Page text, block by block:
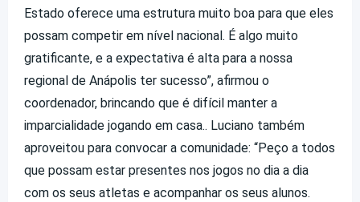
Estado oferece uma estrutura muito boa para que eles
possam competir em nível nacional. É algo muito
gratificante, e a expectativa é alta para a nossa
regional de Anápolis ter sucesso”, afirmou o
coordenador, brincando que é difícil manter a
imparcialidade jogando em casa.. Luciano também
aproveitou para convocar a comunidade: “Peço a todos
que possam estar presentes nos jogos no dia a dia
com os seus atletas e acompanhar os seus alunos.